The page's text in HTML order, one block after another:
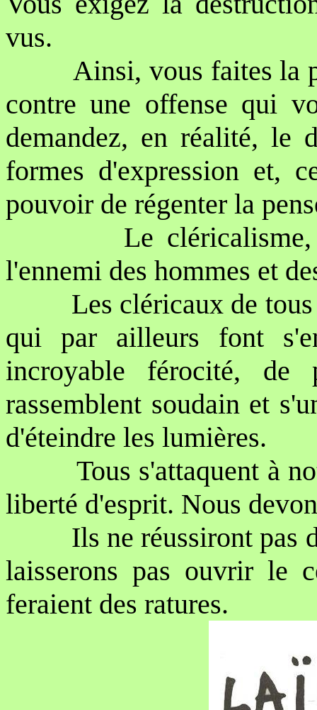
vus.
Ainsi, vous faites la
contre une offense qui
demandez, en réalité, le
formes d'expression et,
pouvoir de régenter la
Le
l'ennemi des hommes et
Les cléricaux de
qui par ailleurs font
incroyable férocité, de
rassemblent soudain et
d'éteindre les lumières.
Tous s'attaquent à
liberté d'esprit. Nous
Ils ne réussiront pas
laisserons pas ouvrir le
feraient des ratures.